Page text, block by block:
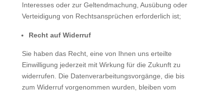
Interesses oder zur Geltendmachung, Ausübung oder
Verteidigung von Rechtsansprüchen erforderlich ist;
Recht auf Widerruf
Sie haben das Recht, eine von Ihnen uns erteilte
Einwilligung jederzeit mit Wirkung für die Zukunft zu
widerrufen. Die Datenverarbeitungsvorgänge, die bis
zum Widerruf vorgenommen wurden, bleiben vom